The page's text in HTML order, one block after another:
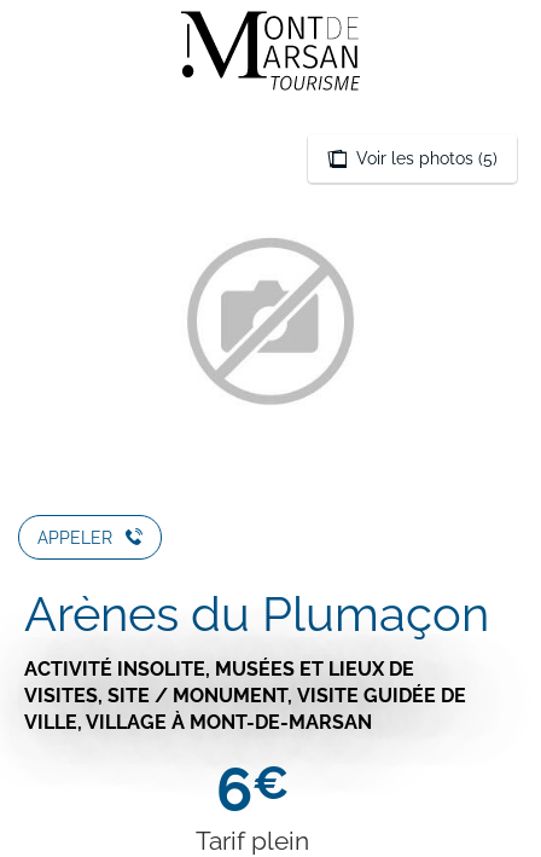
Voir les photos (5)
APPELER
Arènes du Plumaçon
ACTIVITÉ INSOLITE, MUSÉES ET LIEUX DE
VISITES, SITE / MONUMENT, VISITE GUIDÉE DE
VILLE, VILLAGE À MONT-DE-MARSAN
6€
Tarif plein